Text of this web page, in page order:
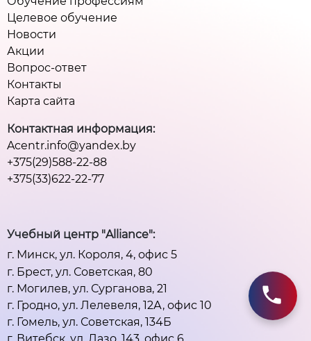
Целевое обучение
Новости
Акции
Вопрос-ответ
Контакты
Карта сайта
Контактная информация:
Acentr.info@yandex.by
+375(29)588-22-88
+375(33)622-22-77
Учебный центр "Alliance":
г. Минск, ул. Короля, 4, офис 5
г. Брест, ул. Советская, 80
г. Могилев, ул. Сурганова, 21
г. Гродно, ул. Лелевеля, 12А, офис 10
г. Гомель, ул. Советская, 134Б